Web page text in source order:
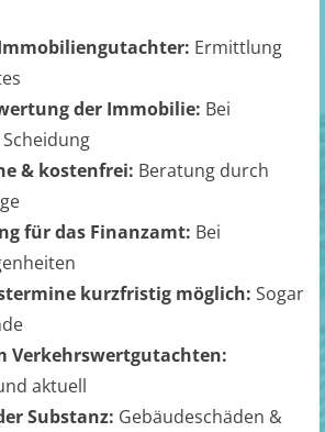
Ermittlung
der Immobilie: Bei
& kostenfrei: Beratung durch
für das Finanzamt: Bei
kurzfristig möglich: Sogar
Verkehrswertgutachten:
aktuell
Substanz: Gebäudeschäden &